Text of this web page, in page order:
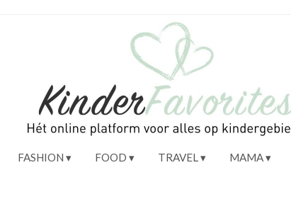
FASHION FOOD TRAVEL MAMA